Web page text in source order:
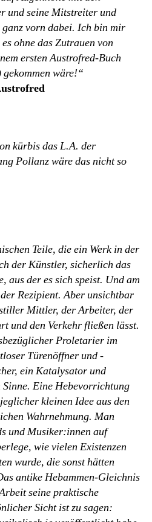
und seine Mitstreiter und
vorn dabei. Ich bin mir
ohne das Zutrauen von
ersten Austrofred-Buch
wäre!“
kürbis das L.A. der
Pollanz wäre das nicht so
Teile, die ein Werk in der
der Künstler, sicherlich das
der es sich speist. Und am
Rezipient. Aber unsichtbar
Mittler, der Arbeiter, der
und den Verkehr fließen lässt.
Proletarier im
Türenöffner und -
ein Katalysator und
Sinne. Eine Hebevorrichtung
kleinen Idee aus den
Wahrnehmung. Man
und Musiker:innen auf
wie vielen Existenzen
wurde, die sonst hätten
antike Hebammen-Gleichnis
seine praktische
Sicht ist zu sagen: